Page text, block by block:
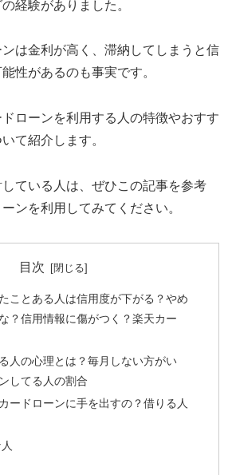
経験がありました。
は金利が高く、滞納してしまうと信
性があるのも事実です。
ローンを利用する人の特徴やおすす
て紹介します。
ている人は、ぜひこの記事を参考
ンを利用してみてください。
目次
ことある人は信用度が下がる？やめ
？信用情報に傷がつく？楽天カー
人の心理とは？毎月しない方がい
してる人の割合
ードローンに手を出すの？借りる人